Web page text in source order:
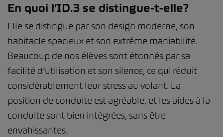
En quoi l’ID.3 se distingue-t-elle?
Elle se distingue par son design moderne, son
habitacle spacieux et son extrême maniabilité.
Beaucoup de nos élèves sont étonnés par sa
facilité d’utilisation et son silence, ce qui réduit
considérablement leur stress au volant. La
position de conduite est agréable, et les aides à la
conduite sont bien intégrées, sans être
envahissantes.